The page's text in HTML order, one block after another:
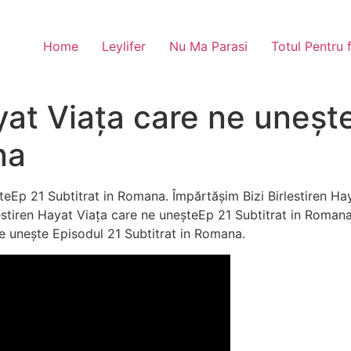
Home Leylifer Nu Ma Parasi Totul Pentru
Viața care ne
21 Subtitrat in Romana. Împărtășim Bizi Birlestiren
Hayat Viața care ne uneșteEp 21 Subtitrat in
Episodul 21 Subtitrat in Romana.